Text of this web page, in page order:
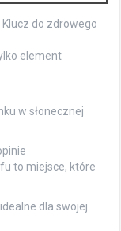
do zdrowego
element
w słonecznej
to miejsce, które
dla swojej